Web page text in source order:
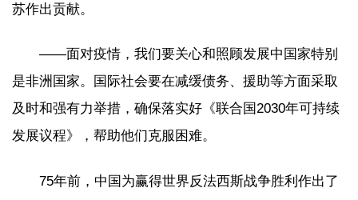
苏作出贡献。
——面对疫情，我们要关心和照顾发展中国家特别
是非洲国家。国际社会要在减缓债务、援助等方面采取
及时和强有力举措，确保落实好《联合国2030年可持续
发展议程》，帮助他们克服困难。
75年前，中国为赢得世界反法西斯战争胜利作出了